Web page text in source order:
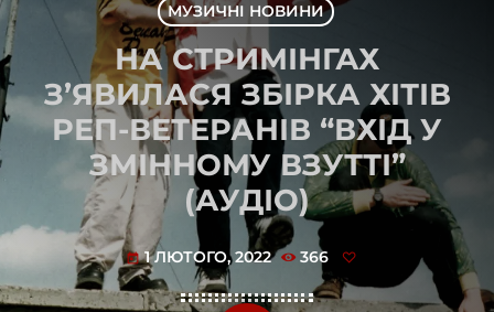
МУЗИЧНІ НОВИНИ
НА СТРИМІНГАХ
З’ЯВИЛАСЯ ЗБІРКА ХІТІВ
РЕП-ВЕТЕРАНІВ “ВХІД У
ЗМІННОМУ ВЗУТТІ”
(АУДІО)
today 1 ЛЮТОГО, 2022 366